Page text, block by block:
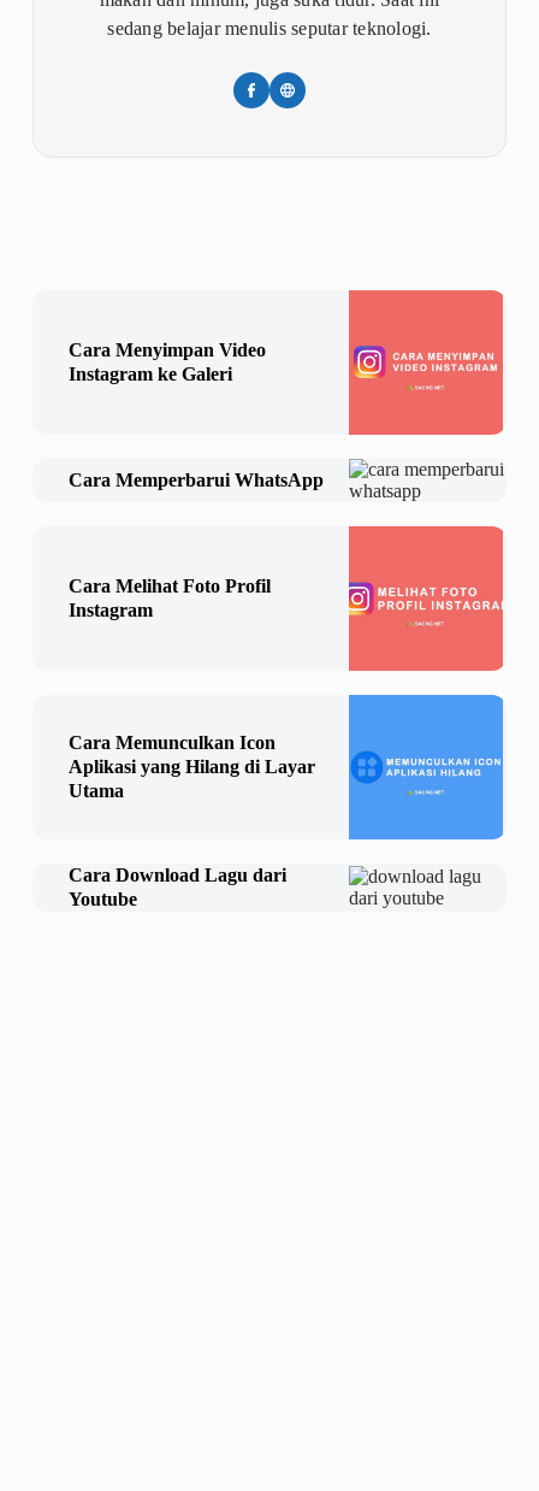
sedang belajar menulis seputar teknologi.
Cara Menyimpan Video
Instagram ke Galeri
Cara Memperbarui WhatsApp
Cara Melihat Foto Profil
Instagram
Cara Memunculkan Icon
Aplikasi yang Hilang di Layar
Utama
Cara Download Lagu dari
Youtube